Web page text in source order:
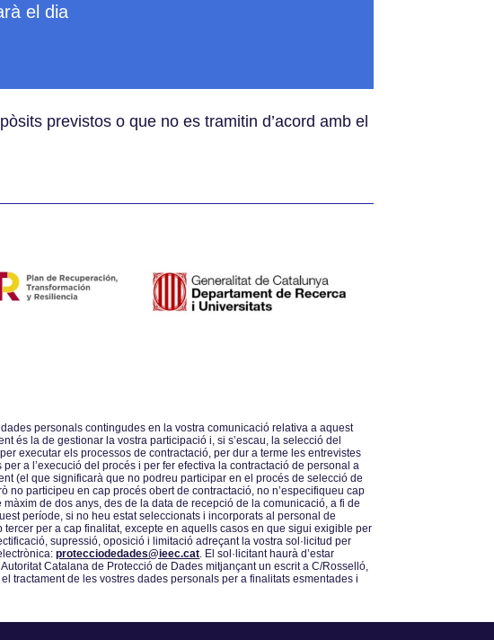
el dia
previstos o que no es tramitin d’acord amb el
personals contingudes en la vostra comunicació relativa a aquest
és la de gestionar la vostra participació i, si sʼescau, la selecció del
executar els processos de contractació, per dur a terme les entrevistes
a lʼexecució del procés i per fer efectiva la contractació de personal a
(el que significarà que no podreu participar en el procés de selecció de
participeu en cap procés obert de contractació, no nʼespecifiqueu cap
de dos anys, des de la data de recepció de la comunicació, a fi de
període, si no heu estat seleccionats i incorporats al personal de
per a cap finalitat, excepte en aquells casos en que sigui exigible per
supressió, oposició i limitació adreçant la vostra sol·licitud per
protecciodedades@ieec.cat. El sol·licitant haurà dʼestar
Catalana de Protecció de Dades mitjançant un escrit a C/Rosselló,
tractament de les vostres dades personals per a finalitats esmentades i